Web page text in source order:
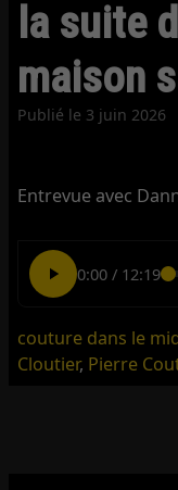
la suite
maison
Publié le 3 juin 2026
Entrevue avec
0:00/ 12:19
couture dans le
Cloutier, Pierre